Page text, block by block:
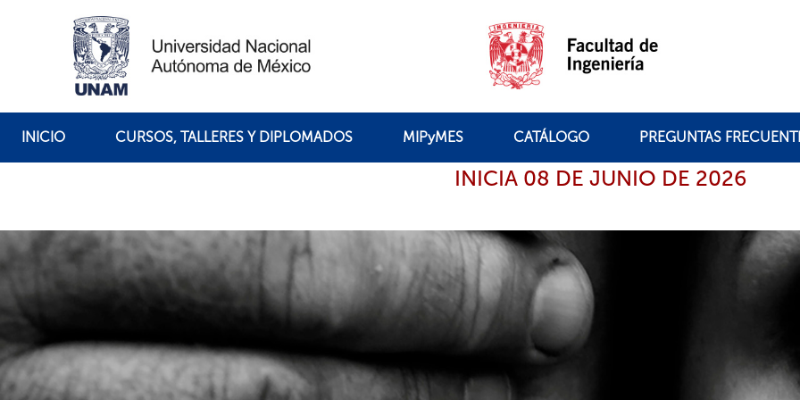
INICIO CURSOS, TALLERES Y DIPLOMADOS MIPyMES CATÁLOGO PREGUNTAS
INICIA 08 DE JUNIO DE 2026